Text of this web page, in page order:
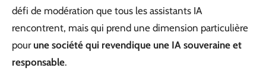
défi de modération que tous les assistants IA
rencontrent, mais qui prend une dimension particulière
pour une société qui revendique une IA souveraine et
responsable.